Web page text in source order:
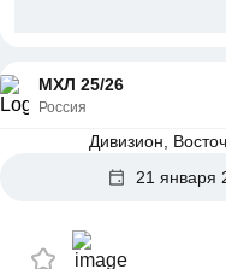
МХЛ 25/26
Россия
Дивизион,
21 января